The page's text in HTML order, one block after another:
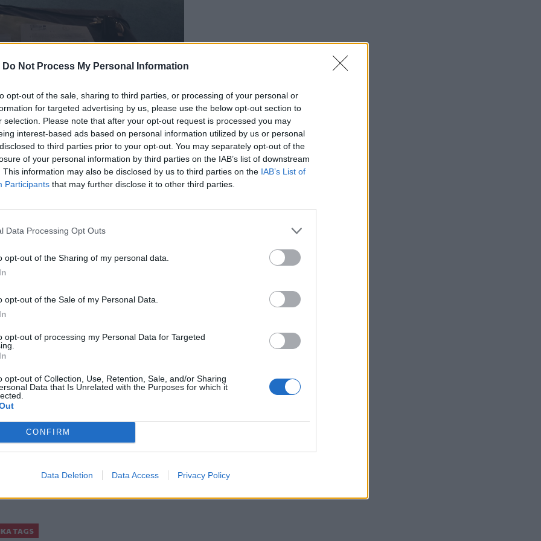
Do Not Process My Personal Information
opt-out of the sale, sharing to third parties, or processing of your personal or
for targeted advertising by us, please use the below opt-out section to
selection. Please note that after your opt-out request is processed you may
interest-based ads based on personal information utilized by us or personal
to third parties prior to your opt-out. You may separately opt-out of the
of your personal information by third parties on the IAB’s list of downstream
This information may also be disclosed by us to third parties on the IAB’s List of
Participants that may further disclose it to other third parties.
Data Processing Opt Outs
opt-out of the Sharing of my personal data.
opt-out of the Sale of my Personal Data.
opt-out of processing my Personal Data for Targeted
opt-out of Collection, Use, Retention, Sale, and/or Sharing
Data that Is Unrelated with the Purposes for which it
CONFIRM
Data Deletion Data Access Privacy Policy
τα αειφόρα τουριστικά πακέτα που
εκπροσώπους του τουριστικού
επίσκεψη εργασίας στο
το οποίο δημιουργήθηκε και
και μεταφοράς τεχνογνωσίας
φορέων πάνω σε θέμα που
και στην γενικότερη αειφόρα
περιοχών, όπως η
και η Χερσόνησος του Ακάμα στην
την Κρήτηκαι τα Χανιά
δάσος της Κέρης -Δείτε βίντεο
στο ΕΚΑΒ Κρήτης
Google Newsκαι στοFacebook
μας στο
TAGS
τον τουρίστα με τις ανήθικες προτάσεις
- Τι λέει η ΕΛ.ΑΣ για τη 10χρονη
Δήμος Μαλεβιζίου: Στους πρώτους